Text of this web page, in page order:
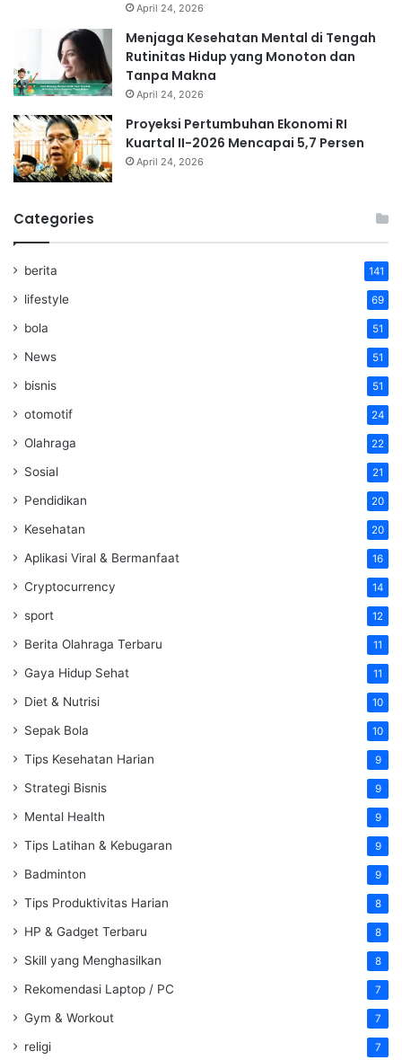
April 24, 2026
Menjaga Kesehatan Mental di Tengah
Rutinitas Hidup yang Monoton dan
Tanpa Makna
April 24, 2026
Proyeksi Pertumbuhan Ekonomi RI
Kuartal II-2026 Mencapai 5,7 Persen
April 24, 2026
Categories
berita 141
lifestyle 69
bola 51
News 51
bisnis 51
otomotif 24
Olahraga 22
Sosial 21
Pendidikan 20
Kesehatan 20
Aplikasi Viral & Bermanfaat 16
Cryptocurrency 14
sport 12
Berita Olahraga Terbaru 11
Gaya Hidup Sehat 11
Diet & Nutrisi 10
Sepak Bola 10
Tips Kesehatan Harian 9
Strategi Bisnis 9
Mental Health 9
Tips Latihan & Kebugaran 9
Badminton 9
Tips Produktivitas Harian 8
HP & Gadget Terbaru 8
Skill yang Menghasilkan 8
Rekomendasi Laptop / PC 7
Gym & Workout 7
religi 7